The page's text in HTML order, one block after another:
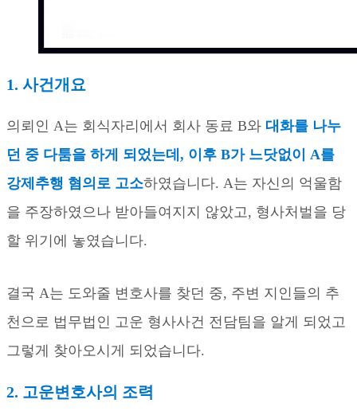
1. 사건개요
의뢰인 A는 회식자리에서 회사 동료 B와 대화를 나누
던 중 다툼을 하게 되었는데 , 이후 B가 느닷없이 A를
강제추행 혐의로 고소하였습니다. A는 자신의 억울함
을 주장하였으나 받아들여지지 않았고 , 형사처벌을 당
할 위기에 놓였습니다.
결국 A는 도와줄 변호사를 찾던 중, 주변 지인들의 추
천으로 법무법인 고운 형사사건 전담팀을 알게 되었고
그렇게 찾아오시게 되었습니다.
2. 고운변호사의 조력